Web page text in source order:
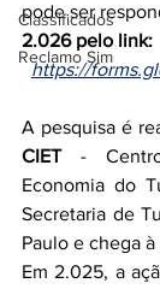
Classificados
Reclamo Sim
pode ser
2.026 pelo link:
https://
CIET - Centro
Economia do
Secretaria de
Paulo e chega
Em 2.025, a